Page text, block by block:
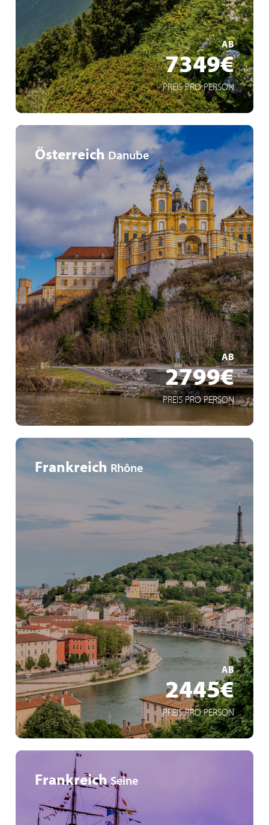
AB
7349€
PREIS PRO PERSON
Une excursion incluse par jour, menée par des guides
locaux
MEHR ERFAHREN
Österreich Danube
AB
2799€
PREIS PRO PERSON
La Puszta, au cœur des steppes sauvages de Hongrie
Budapest, capitale hongroise trépidante entre
prospérité passée et modernisme
Soirée folklorique à Budapest, danses et costumes
typiques de Hongrie
MEHR ERFAHREN
Frankreich Rhône
AB
2445€
PREIS PRO PERSON
Dîner à l'Abbaye de Collonges -Paul Bocuse
Les gorges de l'Ardèche, plus beau canyon d'Europe
La Camargue, ses paysages et ses manades
MEHR ERFAHREN
Frankreich Seine